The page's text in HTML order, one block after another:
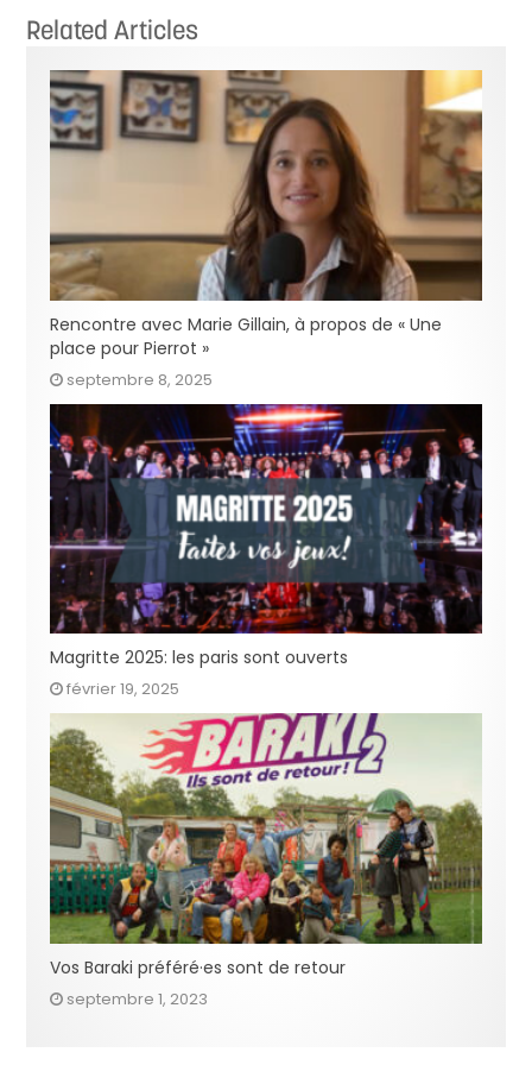
Related Articles
Rencontre avec Marie Gillain, à propos de « Une
place pour Pierrot »
septembre 8, 2025
Magritte 2025: les paris sont ouverts
février 19, 2025
Vos Baraki préféré·es sont de retour
septembre 1, 2023